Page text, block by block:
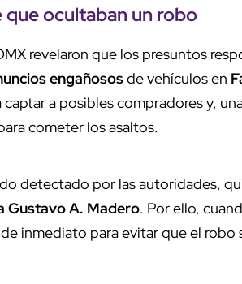
ocultaban un robo
revelaron que los presuntos
engañososde vehículos en
a posibles compradores y,
cometer los asaltos.
detectado por las autoridades,
Gustavo A. Madero. Por ello,
inmediato para evitar que el robo